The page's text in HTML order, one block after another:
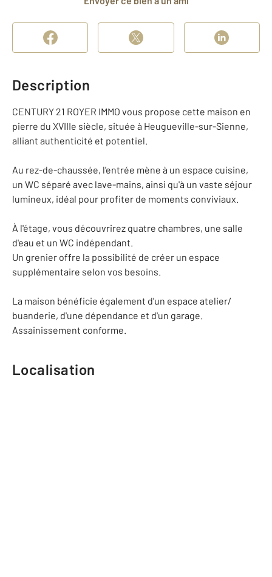
Description
CENTURY 21 ROYER IMMO vous propose cette maison en
pierre du XVIIIe siècle, située à Heugueville-sur-Sienne,
alliant authenticité et potentiel.
Au rez-de-chaussée, l'entrée mène à un espace cuisine,
un WC séparé avec lave-mains, ainsi qu'à un vaste séjour
lumineux, idéal pour profiter de moments conviviaux.
À l'étage, vous découvrirez quatre chambres, une salle
d'eau et un WC indépendant.
Un grenier offre la possibilité de créer un espace
supplémentaire selon vos besoins.
La maison bénéficie également d'un espace atelier/
buanderie, d'une dépendance et d'un garage.
Assainissement conforme.
Localisation